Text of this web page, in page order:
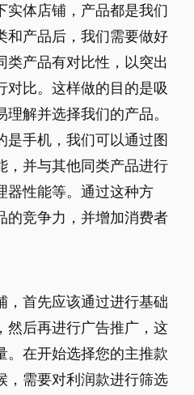
实体店铺，产品都是我们
和产品后，我们需要做好
类产品有对比性，以突出
对比。这样做的目的是吸
解并选择我们的产品。
是手机，我们可以通过图
，并与其他同类产品进行
器性能等。通过这种方
的竞争力，并增加消费者
，首先应该通过进行基础
然后再进行广告推广，这
。在开始选择您的主推款
，需要对利润款进行筛选